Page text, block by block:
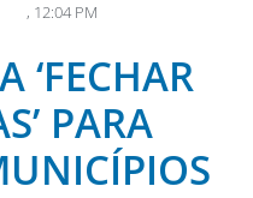
, 12:04 PM
‘FECHAR
PARA